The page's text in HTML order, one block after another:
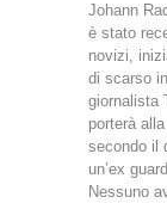
Johann
è stato
novizi,
di scarso
giornalista
porterà
secondo il
un’ex
Nessuno